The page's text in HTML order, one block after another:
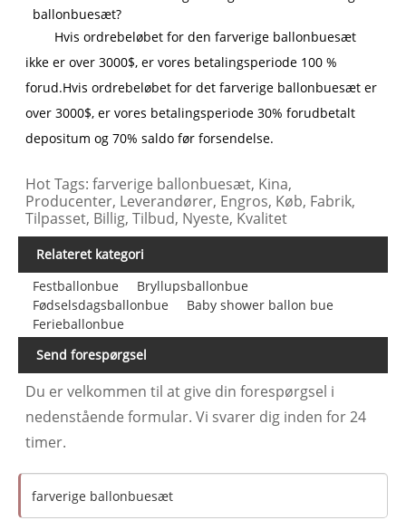
ballonbuesæt?
Hvis ordrebeløbet for den farverige ballonbuesæt
ikke er over 3000$, er vores betalingsperiode 100 %
forud.Hvis ordrebeløbet for det farverige ballonbuesæt er
over 3000$, er vores betalingsperiode 30% forudbetalt
depositum og 70% saldo før forsendelse.
Hot Tags: farverige ballonbuesæt, Kina,
Producenter, Leverandører, Engros, Køb, Fabrik,
Tilpasset, Billig, Tilbud, Nyeste, Kvalitet
Relateret kategori
Festballonbue
Bryllupsballonbue
Fødselsdagsballonbue
Baby shower ballon bue
Ferieballonbue
Send forespørgsel
Du er velkommen til at give din forespørgsel i
nedenstående formular. Vi svarer dig inden for 24
timer.